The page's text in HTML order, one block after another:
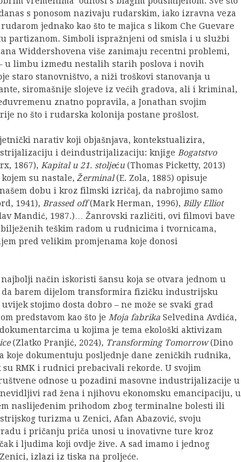
s ponosom nazivaju rudarskim, iako izravna veza
jednako kao što te majica s likom Che Guevare
partizanom. Simboli ispražnjeni od smisla i u službi
Widdershovena više zanimaju recentni problemi,
u limbu između nestalih starih poslova i novih
staro stanovništvo, a niži troškovi stanovanja u
siromašnije slojeve iz većih gradova, ali i kriminal,
znatno popravila, a Jonathan svojim
no što i rudarska kolonija postane prošlost.
narativ koji objašnjava, kontekstualizira,
i deindustrijalizaciju: knjige Bogatstvo
1867), Kapital u 21. stoljeću (Thomas Picketty, 2013)
su nastale, Žerminal(E. Zola, 1885) opisuje
dobu i kroz filmski izričaj, da nabrojimo samo
1941), Brassed off(Mark Herman, 1996), Billy Elliot
Mandić, 1987.)… Žanrovski različiti, ovi filmovi bave
teškim radom u rudnicima i tvornicama,
pred velikim promjenama koje donosi
način iskoristi šansu koja se otvara jednom u
da barem dijelom transformira fizičku industrijsku
stojimo dosta dobro – ne može se svaki grad
predstavom kao što je Moja fabrika Selvedina Avdića,
u kojima je tema ekološki aktivizam
(Zlatko Pranjić, 2024), Transforming Tomorrow(Dino
koje dokumentuju posljednje dane zeničkih rudnika,
RMK i rudnici prebacivali rekorde. U svojim
odnose u pozadini masovne industrijalizacije u
rad žena i njihovu ekonomsku emancipaciju, u
naslijeđenim prihodom zbog terminalne bolesti ili
turizma u Zenici, Afan Abazović, svoju
i pričanju priča unosi u inovativne ture kroz
i ljudima koji ovdje žive. A sad imamo i jednog
izlazi iz tiska na proljeće.